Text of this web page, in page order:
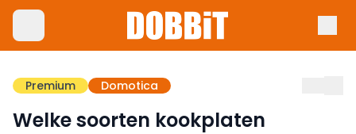
Premium Domotica
Welke soorten kookplaten